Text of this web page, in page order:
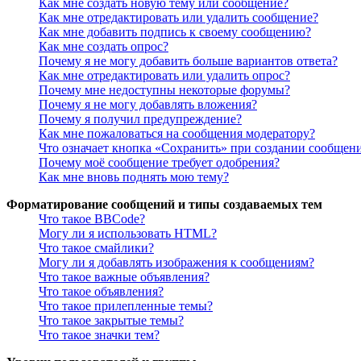
Как мне создать новую тему или сообщение?
Как мне отредактировать или удалить сообщение?
Как мне добавить подпись к своему сообщению?
Как мне создать опрос?
Почему я не могу добавить больше вариантов ответа?
Как мне отредактировать или удалить опрос?
Почему мне недоступны некоторые форумы?
Почему я не могу добавлять вложения?
Почему я получил предупреждение?
Как мне пожаловаться на сообщения модератору?
Что означает кнопка «Сохранить» при создании
Почему моё сообщение требует одобрения?
Как мне вновь поднять мою тему?
Форматирование сообщений и типы создаваемых тем
Что такое BBCode?
Могу ли я использовать HTML?
Что такое смайлики?
Могу ли я добавлять изображения к сообщениям?
Что такое важные объявления?
Что такое объявления?
Что такое прилепленные темы?
Что такое закрытые темы?
Что такое значки тем?